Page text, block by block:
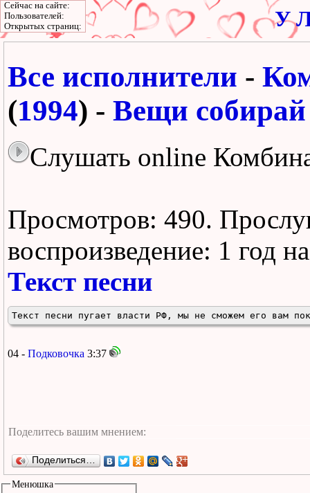
У
Все исполнители -
(1994) - Вещи собирай
Слушать online
Просмотров: 490.
воспроизведение: 1 год
Текст песни
Текст песни пугает власти РФ, мы не сможем его вам
04 - Подковочка 3:37
Поделиться…
Менюшка
Сейчас на сайте:
Пользователей:
Открытых страниц: